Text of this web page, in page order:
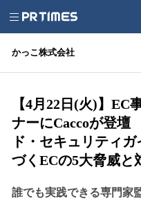
かっこ株式会社
【4月22日(火)】EC
ナーにCaccoが登
ド・セキュリティ
づくECの5大脅威と
誰でも実践できる専門家